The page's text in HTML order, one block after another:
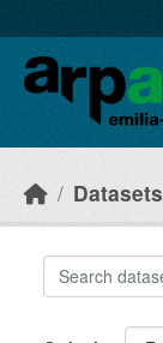
Datasets